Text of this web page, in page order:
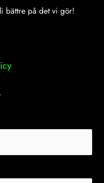
bättre på det vi gör!